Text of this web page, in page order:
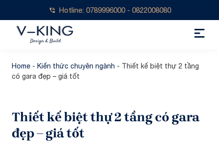
Hotline: 0789996000 - 0822008080
Home - Kiến thức chuyên ngành - Thiết kế biệt thự 2 tầng
có gara đẹp – giá tốt
Thiết kế biệt thự 2 tầng có gara
đẹp – giá tốt